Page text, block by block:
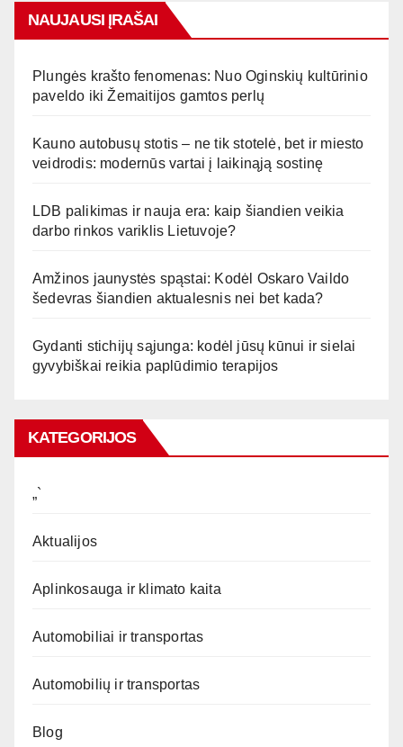
NAUJAUSI ĮRAŠAI
Plungės krašto fenomenas: Nuo Oginskių kultūrinio
paveldo iki Žemaitijos gamtos perlų
Kauno autobusų stotis – ne tik stotelė, bet ir miesto
veidrodis: modernūs vartai į laikinąją sostinę
LDB palikimas ir nauja era: kaip šiandien veikia
darbo rinkos variklis Lietuvoje?
Amžinos jaunystės spąstai: Kodėl Oskaro Vaildo
šedevras šiandien aktualesnis nei bet kada?
Gydanti stichijų sąjunga: kodėl jūsų kūnui ir sielai
gyvybiškai reikia paplūdimio terapijos
KATEGORIJOS
„`
Aktualijos
Aplinkosauga ir klimato kaita
Automobiliai ir transportas
Automobilių ir transportas
Blog